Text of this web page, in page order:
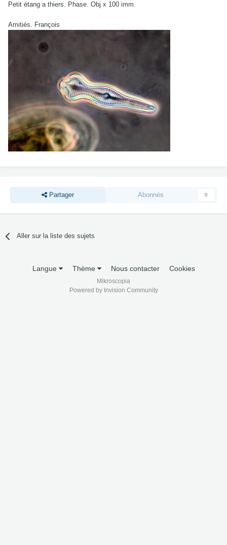
Petit étang a thiers. Phase. Obj x 100 imm.
Amitiés. François
Partager Abonnés 0
Aller sur la liste des sujets
Langue Thème Nous contacter Cookies
Mikroscopia
Powered by Invision Community